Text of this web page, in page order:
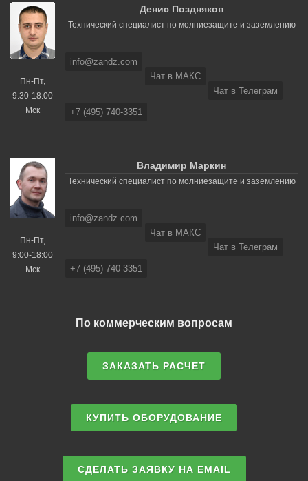
Пн-Пт,
9:30-18:00
Мск
Денис Поздняков
Технический специалист по молниезащите и заземлению
info@zandz.com
Чат в МАКС
Чат в Телеграм
+7 (495) 740-3351
Пн-Пт,
9:00-18:00
Мск
Владимир Маркин
Технический специалист по молниезащите и заземлению
info@zandz.com
Чат в МАКС
Чат в Телеграм
+7 (495) 740-3351
По коммерческим вопросам
ЗАКАЗАТЬ РАСЧЕТ
КУПИТЬ ОБОРУДОВАНИЕ
СДЕЛАТЬ ЗАЯВКУ НА EMAIL